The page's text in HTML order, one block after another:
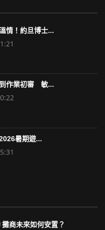
情！約旦博士...
作業初審 敏...
暑期遊...
商未來如何安置？